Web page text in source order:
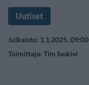
Uutiset
Julkaistu: 1.1.2025, 09:00
Toimittaja: Tim Isokivi